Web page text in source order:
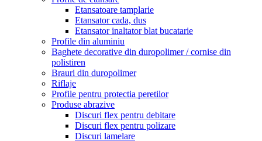
Etansatoare tamplarie
Etansator cada, dus
Etansator inaltator blat bucatarie
Profile din aluminiu
Baghete decorative din duropolimer / cornise din
polistiren
Brauri din duropolimer
Riflaje
Profile pentru protectia peretilor
Produse abrazive
Discuri flex pentru debitare
Discuri flex pentru polizare
Discuri lamelare